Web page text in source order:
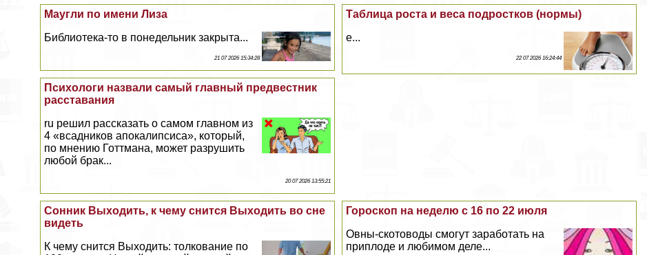
Таблица роста и веса подростков (нормы)
е...
22 07 2026 16:24:44
Маугли по имени Лиза
Библиотека-то в понедельник закрыта...
21 07 2026 15:34:28
Психологи назвали самый главный предвестник
расставания
ru решил рассказать о самом главном из
4 «всадников апокалипсиса», который,
по мнению Готтмана, может разрушить
любой бpaк...
20 07 2026 13:55:21
Гороскоп на неделю с 16 по 22 июля
Овны-скотоводы смогут заработать на
приплоде и любимом деле...
Сонник Выходить, к чему снится Выходить во сне
видеть
К чему снится Выходить: толкование по